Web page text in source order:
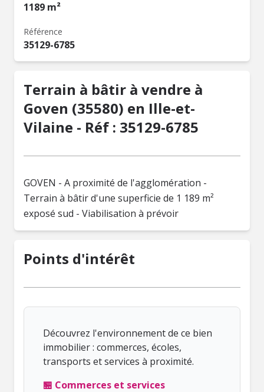
1189 m²
Référence
35129-6785
Terrain à bâtir à vendre à
Goven (35580) en Ille-et-
Vilaine - Réf : 35129-6785
GOVEN - A proximité de l'agglomération -
Terrain à bâtir d'une superficie de 1 189 m²
exposé sud - Viabilisation à prévoir
Points d'intérêt
Découvrez l'environnement de ce bien
immobilier : commerces, écoles,
transports et services à proximité.
🏪 Commerces et services